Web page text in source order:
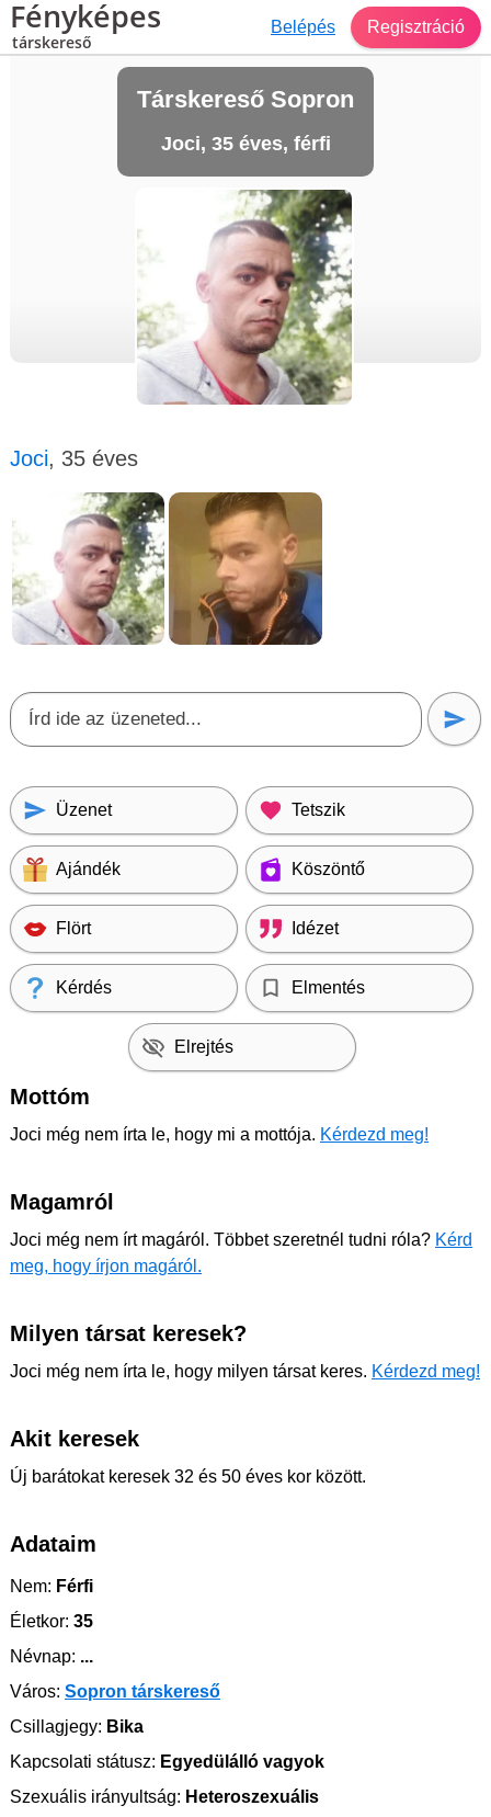
Fényképes
társkereső
Belépés Regisztráció
Társkereső Sopron
Joci, 35 éves, férfi
Joci, 35 éves
Üzenet Tetszik
Ajándék Köszöntő
Flört Idézet
Kérdés Elmentés
Elrejtés
Mottóm
Joci még nem írta le, hogy mi a mottója. Kérdezd meg!
Magamról
Joci még nem írt magáról. Többet szeretnél tudni róla? Kérd
meg, hogy írjon magáról.
Milyen társat keresek?
Joci még nem írta le, hogy milyen társat keres. Kérdezd meg!
Akit keresek
Új barátokat keresek 32 és 50 éves kor között.
Adataim
Nem: Férfi
Életkor: 35
Névnap: ...
Város: Sopron társkereső
Csillagjegy: Bika
Kapcsolati státusz: Egyedülálló vagyok
Szexuális irányultság: Heteroszexuális